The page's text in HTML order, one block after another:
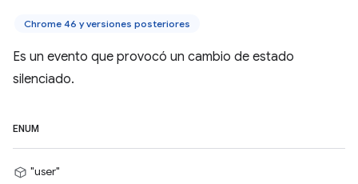
Chrome 46 y versiones posteriores
Es un evento que provocó un cambio de estado
silenciado.
ENUM
"user"